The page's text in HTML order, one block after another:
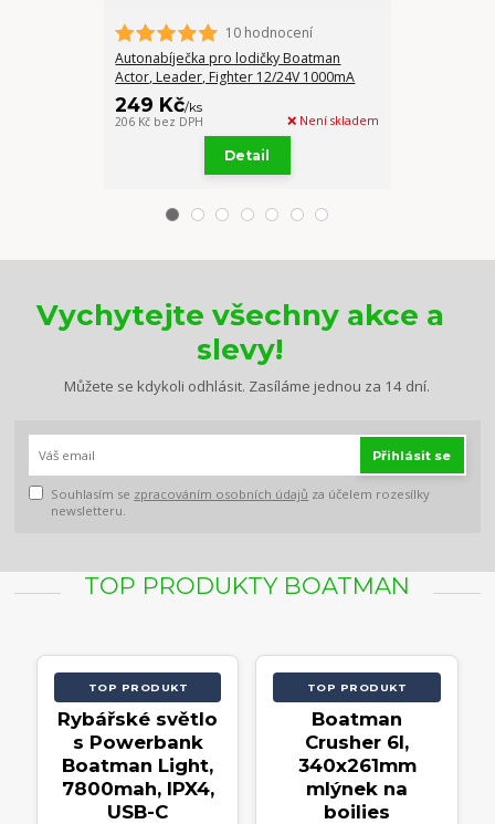
10 hodnocení
Autonabíječka pro lodičky Boatman
Actor, Leader, Fighter 12/24V 1000mA
249 Kč/ks
206 Kč bez DPH ❌ Není skladem
Detail
Vychytejte všechny akce a
slevy!
Můžete se kdykoli odhlásit. Zasíláme jednou za 14 dní.
Přihlásit se
Souhlasím se zpracováním osobních údajů za účelem rozesílky
newsletteru.
TOP PRODUKTY BOATMAN
TOP PRODUKT
Rybářské světlo
s Powerbank
Boatman Light,
7800mah, IPX4,
USB-C
TOP PRODUKT
Boatman
Crusher 6l,
340x261mm
mlýnek na
boilies